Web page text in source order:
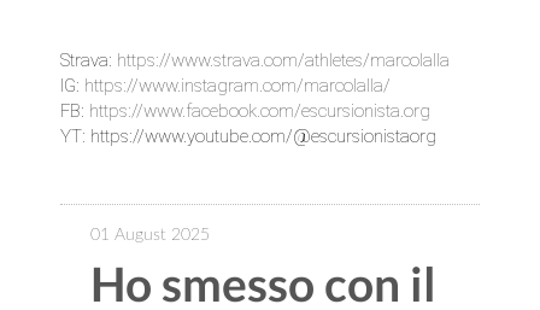
Strava: https://www.strava.com/athletes/marcolalla
IG: https://www.instagram.com/marcolalla/
FB: https://www.facebook.com/escursionista.org
YT: https://www.youtube.com/@escursionistaorg
01 August 2025
Ho smesso con il